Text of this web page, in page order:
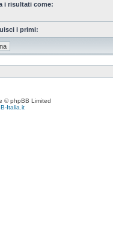
i risultati come:
i primi:
© phpBB Limited
Italia.it